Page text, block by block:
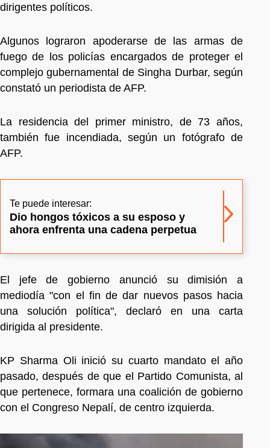
dirigentes políticos.
Algunos lograron apoderarse de las armas de
fuego de los policías encargados de proteger el
complejo gubernamental de Singha Durbar, según
constató un periodista de AFP.
La residencia del primer ministro, de 73 años,
también fue incendiada, según un fotógrafo de
AFP.
Te puede interesar:
Dio hongos tóxicos a su esposo y
ahora enfrenta una cadena perpetua
El jefe de gobierno anunció su dimisión a
mediodía "con el fin de dar nuevos pasos hacia
una solución política", declaró en una carta
dirigida al presidente.
KP Sharma Oli inició su cuarto mandato el año
pasado, después de que el Partido Comunista, al
que pertenece, formara una coalición de gobierno
con el Congreso Nepalí, de centro izquierda.